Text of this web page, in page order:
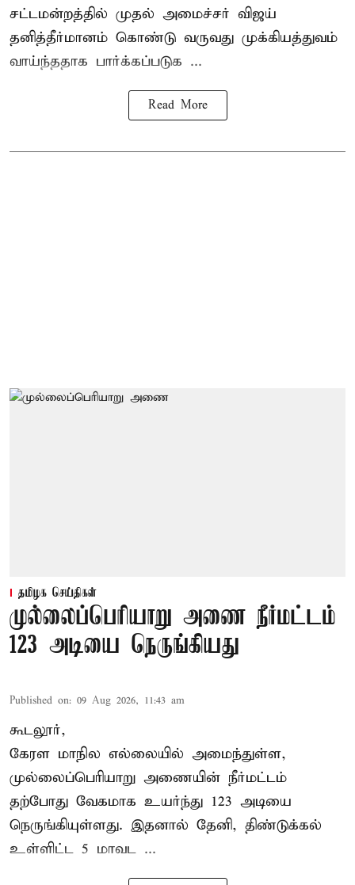
சட்டமன்றத்தில் முதல் அமைச்சர் விஜய்
தனித்தீர்மானம் கொண்டு வருவது முக்கியத்துவம்
வாய்ந்ததாக பார்க்கப்படுக ...
Read More
தமிழக செய்திகள்
முல்லைப்பெரியாறு அணை நீர்மட்டம்
123 அடியை நெருங்கியது
Published on: 09 Aug 2026, 11:43 am
கூடலூர்,
கேரள மாநில எல்லையில் அமைந்துள்ள,
முல்லைப்பெரியாறு அணையின் நீர்மட்டம்
தற்போது வேகமாக உயர்ந்து 123 அடியை
நெருங்கியுள்ளது. இதனால் தேனி, திண்டுக்கல்
உள்ளிட்ட 5 மாவட ...